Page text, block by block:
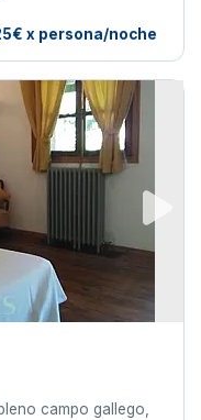
x persona/noche
campo gallego,